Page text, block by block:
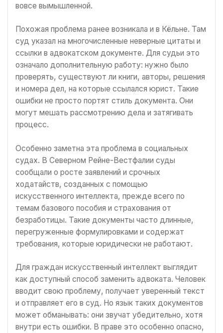
вовсе вымышленной.
Похожая проблема ранее возникала и в Кёльне. Там
суд указал на многочисленные неверные цитаты и
ссылки в адвокатском документе. Для судьи это
означало дополнительную работу: нужно было
проверять, существуют ли книги, авторы, решения
и номера дел, на которые ссылался юрист. Такие
ошибки не просто портят стиль документа. Они
могут мешать рассмотрению дела и затягивать
процесс.
Особенно заметна эта проблема в социальных
судах. В Северном Рейне-Вестфалии суды
сообщали о росте заявлений и срочных
ходатайств, созданных с помощью
искусственного интеллекта, прежде всего по
темам базового пособия и страхования от
безработицы. Такие документы часто длинные,
перегруженные формулировками и содержат
требования, которые юридически не работают.
Для граждан искусственный интеллект выглядит
как доступный способ заменить адвоката. Человек
вводит свою проблему, получает уверенный текст
и отправляет его в суд. Но язык таких документов
может обманывать: они звучат убедительно, хотя
внутри есть ошибки. В праве это особенно опасно,